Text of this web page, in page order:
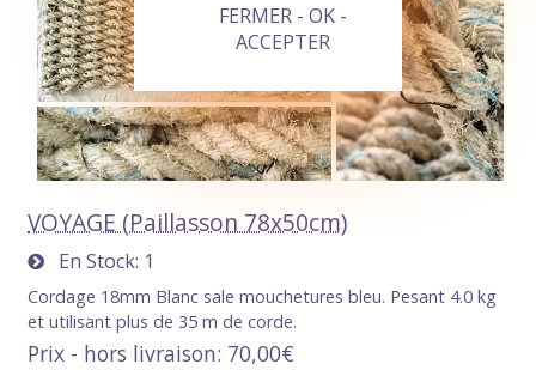
VOYAGE (Paillasson 78x50cm)
En Stock 1
Cordage 18mm Blanc sale mouchetures bleu. Pesant 4.0 kg
et utilisant plus de 35 m de corde.
Prix - hors livraison 70,00€
FERMER - OK -
ACCEPTER